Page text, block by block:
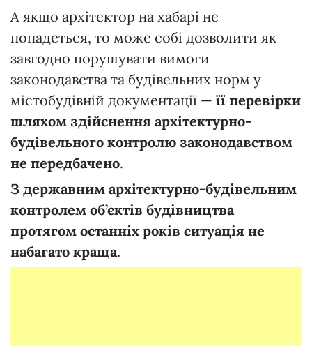
А якщо архітектор на хабарі не
попадеться, то може собі дозволити як
завгодно порушувати вимоги
законодавства та будівельних норм у
містобудівній документації — її перевірки
шляхом здійснення архітектурно-
будівельного контролю законодавством
не передбачено.
З державним архітектурно-будівельним
контролем об’єктів будівництва
протягом останніх років ситуація не
набагато краща.